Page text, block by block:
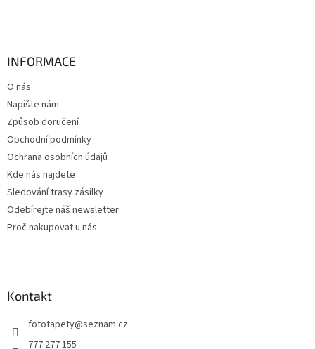
INFORMACE
O nás
Napište nám
Způsob doručení
Obchodní podmínky
Ochrana osobních údajů
Kde nás najdete
Sledování trasy zásilky
Odebírejte náš newsletter
Proč nakupovat u nás
Kontakt
fototapety@seznam.cz
777 277 155